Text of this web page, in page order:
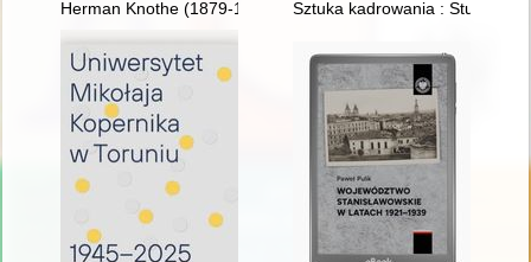
Herman Knothe (1879-1961) : twórca historii polskiego
Sztuka kadrowania :